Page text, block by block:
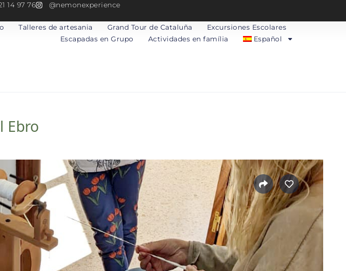
14 97 76 @nemonexperience
Talleres de artesania Grand Tour de Cataluña
Excursiones Escolares
Escapadas en Grupo
Actividades en família Español
Ebro